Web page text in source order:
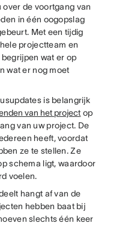
de voortgang van
in één oogopslag
Met een tijdig
projectteam en
wat er op
wat er nog moet
is belangrijk
van het project op
van uw project. De
heeft, voordat
ze te stellen. Ze
schema ligt, waardoor
voelen.
hangt af van de
hebben baat bij
slechts één keer